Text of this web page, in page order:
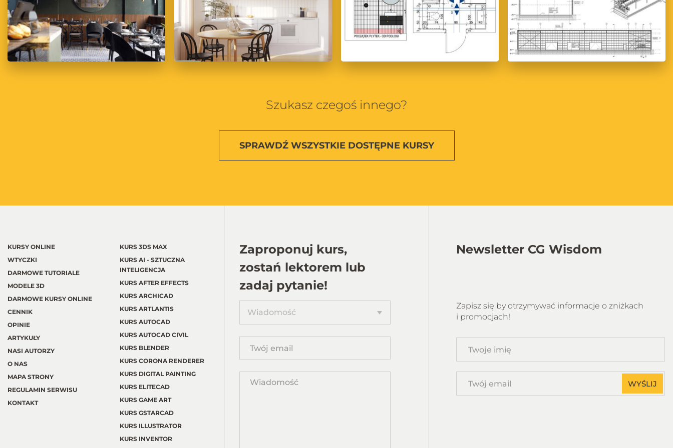
Szukasz czegoś innego?
SPRAWDŹ WSZYSTKIEDOSTĘPNE KURSY
KURSY ONLINE
WTYCZKI
DARMOWE TUTORIALE
MODELE 3D
DARMOWE KURSY ONLINE
CENNIK
OPINIE
ARTYKUŁY
NASI AUTORZY
O NAS
MAPA STRONY
REGULAMIN SERWISU
KONTAKT
KURS 3DS MAX
KURS AI - SZTUCZNA
INTELIGENCJA
KURS AFTER EFFECTS
KURS ARCHICAD
KURS ARTLANTIS
KURS AUTOCAD
KURS AUTOCAD CIVIL
KURS BLENDER
KURS CORONA RENDERER
KURS DIGITAL PAINTING
KURS ELITECAD
KURS GAME ART
KURS GSTARCAD
KURS ILLUSTRATOR
KURS INVENTOR
Zaproponuj kurs,
zostań lektorem lub
zadaj pytanie!
kurs
Wiadomość
email
Wpisz
propozycję
Newsletter CG Wisdom
Zapisz się by otrzymywać informacje o zniżkach
i promocjach!
imię
email
WYŚLIJ